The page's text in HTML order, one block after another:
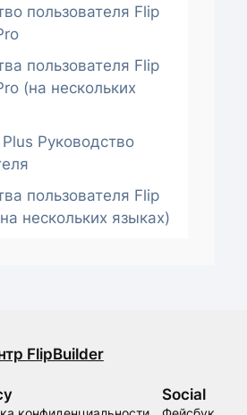
пользователя Flip
пользователя Flip
(на нескольких
Руководство
пользователя Flip
нескольких языках)
FlipBuilder
Social